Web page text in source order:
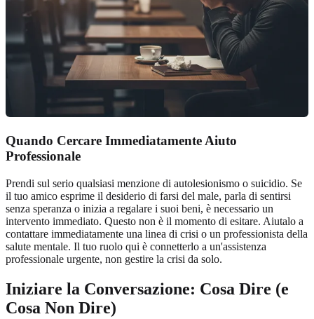
Quando Cercare Immediatamente Aiuto
Professionale
Prendi sul serio qualsiasi menzione di autolesionismo o suicidio. Se
il tuo amico esprime il desiderio di farsi del male, parla di sentirsi
senza speranza o inizia a regalare i suoi beni, è necessario un
intervento immediato. Questo non è il momento di esitare. Aiutalo a
contattare immediatamente una linea di crisi o un professionista della
salute mentale. Il tuo ruolo qui è connetterlo a un'assistenza
professionale urgente, non gestire la crisi da solo.
Iniziare la Conversazione: Cosa Dire (e
Cosa Non Dire)